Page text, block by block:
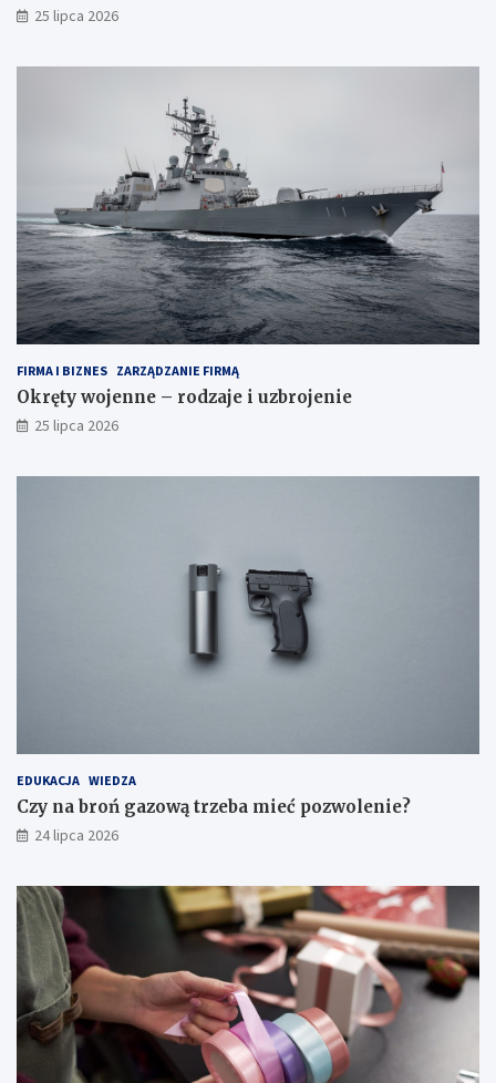
25 lipca 2026
FIRMA I BIZNES ZARZĄDZANIE FIRMĄ
Okręty wojenne – rodzaje i uzbrojenie
25 lipca 2026
EDUKACJA WIEDZA
Czy na broń gazową trzeba mieć pozwolenie?
24 lipca 2026